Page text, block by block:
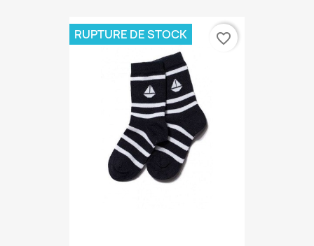
RUPTURE DE STOCK favorite_border